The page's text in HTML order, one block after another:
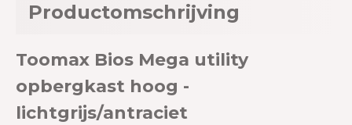
Productomschrijving
Toomax Bios Mega utility
opbergkast hoog -
lichtgrijs/antraciet